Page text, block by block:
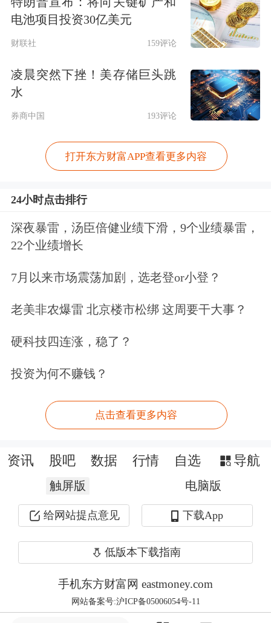
涨，在周三完成反包、创出新高。
即便午后有所回落，但跳空高开的缺
口，证明了日内仍足够强势。
而在连涨两天之后，今天不少科技龙头
达到了新的里程碑。比如：
中际旭创股价一度超越了
后者短暂成为“最便宜千元股”；
工业富联总市值超越了贵州茅台，在全
市场的排名也向前进了一步；
目前A股第一高价股
2000元上方；
破8000亿元。
电池项目投资30亿美元
财联社 159评论
凌晨突然下挫！美存储巨头跳
水
券商中国 193评论
打开东方财富APP查看更多内容
24小时点击排行
深夜暴雷，汤臣倍健业绩下滑，9个业绩暴雷，
22个业绩增长
7月以来市场震荡加剧，选老登or小登？
老美非农爆雷 北京楼市松绑 这周要干大事？
硬科技四连涨，稳了？
投资为何不赚钱？
点击查看更多内容
资讯 股吧 数据 行情 自选 导航
触屏版 电脑版
给网站提点意见 下载App
低版本下载指南
手机东方财富网 eastmoney.com
网站备案号:沪ICP备05006054号-11